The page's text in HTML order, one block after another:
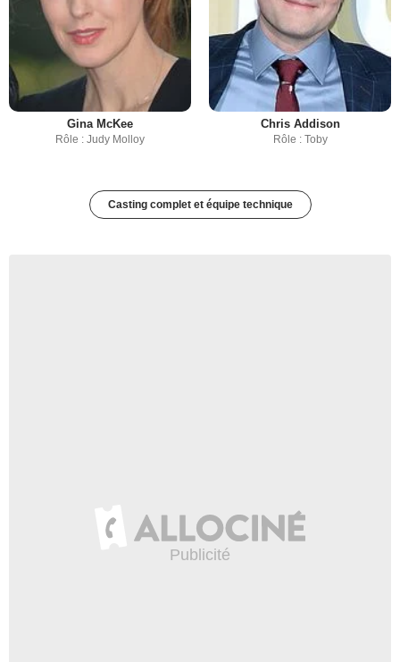
Gina McKee
Rôle : Judy Molloy
Chris Addison
Rôle : Toby
Casting complet et équipe technique